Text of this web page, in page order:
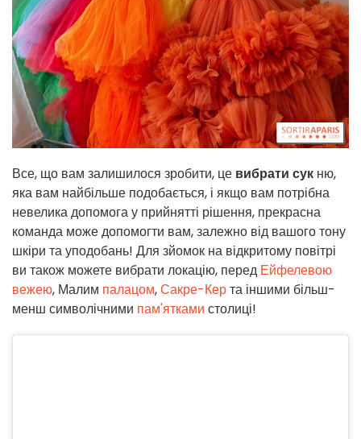
Все, що вам залишилося зробити, це вибрати сук ню,
яка вам найбільше подобається, і якщо вам потрібна
невелика допомога у прийнятті рішення, прекрасна
команда може допомогти вам, залежно від вашого тону
шкіри та уподобань! Для зйомок на відкритому повітрі
ви також можете вибрати локацію, перед Ейфелевою
вежею, Малим палацом,Сакре-Керта іншими більш-
менш символічними пам'ятками столиці!